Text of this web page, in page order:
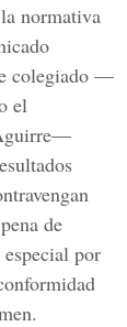
normativa
colegiado —
el
—
de
por